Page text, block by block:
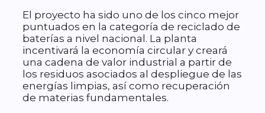
El proyecto ha sido uno de los cinco mejor
puntuados en la categoría de reciclado de
baterías a nivel nacional. La planta
incentivará la economía circular y creará
una cadena de valor industrial a partir de
los residuos asociados al despliegue de las
energías limpias, así como recuperación
de materias fundamentales.